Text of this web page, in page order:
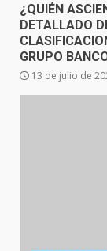
¿QUIÉN
DETALLADO
GRUPO
13 de julio de